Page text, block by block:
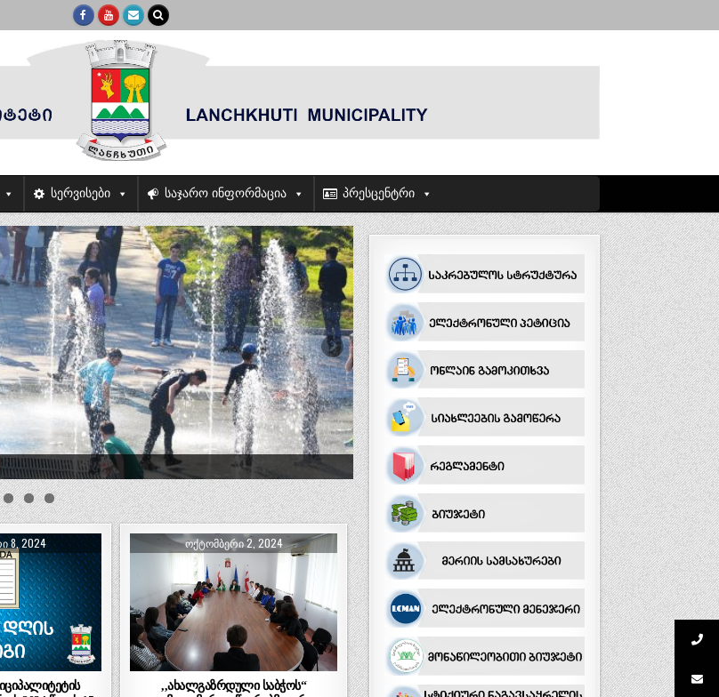
სერვისები საჯარო ინფორმაცია პრესცენტრი
8, 2024 ᲝᲥᲢᲝᲛᲑᲔᲠᲘ 2, 2024
,,ახალგაზრდული საბჭოს“